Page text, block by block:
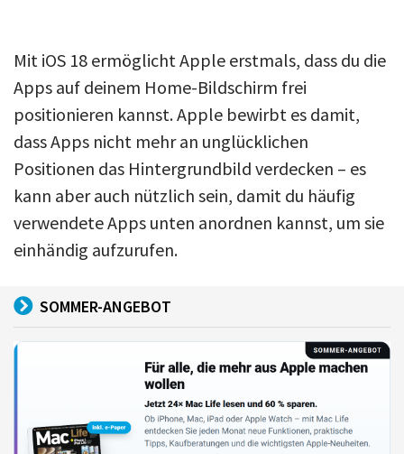
Mit iOS 18 ermöglicht Apple erstmals, dass du die
Apps auf deinem Home-Bildschirm frei
positionieren kannst. Apple bewirbt es damit,
dass Apps nicht mehr an unglücklichen
Positionen das Hintergrundbild verdecken – es
kann aber auch nützlich sein, damit du häufig
verwendete Apps unten anordnen kannst, um sie
einhändig aufzurufen.
SOMMER-ANGEBOT